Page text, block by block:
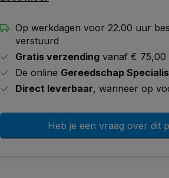
Op werkdagen voor 22.00 uur
verstuurd
Gratis verzending vanaf € 75,00
De online Gereedschap
Direct leverbaar, wanneer op
Heb je een vraag over dit